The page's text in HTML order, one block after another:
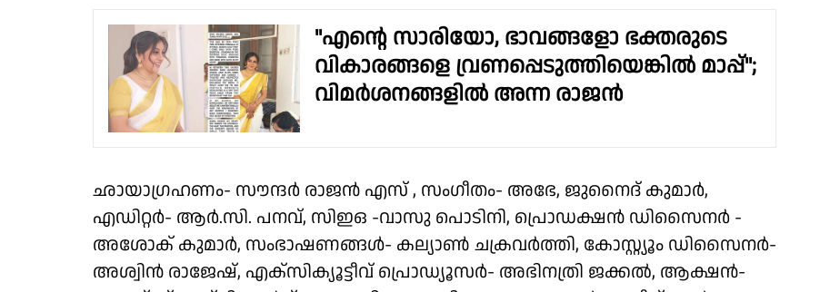
"എന്റെ സാരിയോ, ഭാവങ്ങളോ ഭക്തരുടെ
വികാരങ്ങളെ വ്രണപ്പെടുത്തിയെങ്കിൽ മാപ്പ്";
വിമർശനങ്ങളിൽ അന്ന രാജൻ
ഛായാഗ്രഹണം- സൗന്ദർ രാജൻ എസ് , സംഗീതം- അഭേ, ജുനൈദ് കുമാർ,
എഡിറ്റർ- ആർ.സി. പനവ്, സിഇഒ -വാസു പൊടിനി, പ്രൊഡക്ഷൻ ഡിസൈനർ -
അശോക് കുമാർ, സംഭാഷണങ്ങൾ- കല്യാൺ ചക്രവർത്തി, കോസ്റ്റ്യൂം ഡിസൈനർ-
അശ്വിൻ രാജേഷ്, എക്സിക്യൂട്ടീവ് പ്രൊഡ്യൂസർ- അഭിനത്രി ജക്കൽ, ആക്ഷൻ-